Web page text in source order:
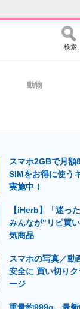
マーケ×ITの今が
建設×テクノロジ
検索
動物
スマホ2GBで月額
SIMをお得に使う
実施中！
【iHerb】「迷っ
みんなが"リピ買
気商品
スマホの写真／動
安全に 買い切り
ージ